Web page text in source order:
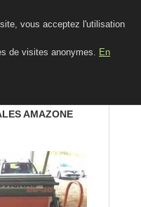
vous acceptez l'utilisation
de visites anonymes. En
AMAZONE